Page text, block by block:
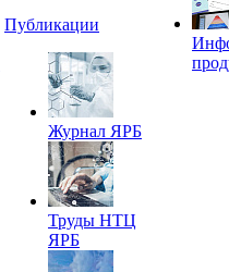
Публикации
Журнал ЯРБ
Труды НТЦ
ЯРБ